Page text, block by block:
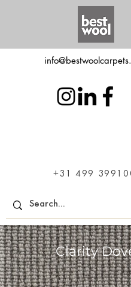
+31 499
Clarity